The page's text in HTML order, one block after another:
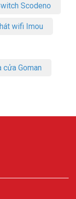
Scodeno
wifi Imou
cửa Goman